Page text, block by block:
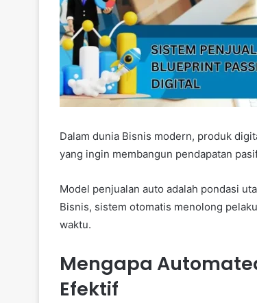
Dalam dunia Bisnis modern, produk
yang ingin membangun pendapatan
Model penjualan auto adalah pondasi
Bisnis, sistem otomatis menolong
waktu.
Mengapa
Efektif